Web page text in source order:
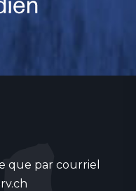
que par courriel